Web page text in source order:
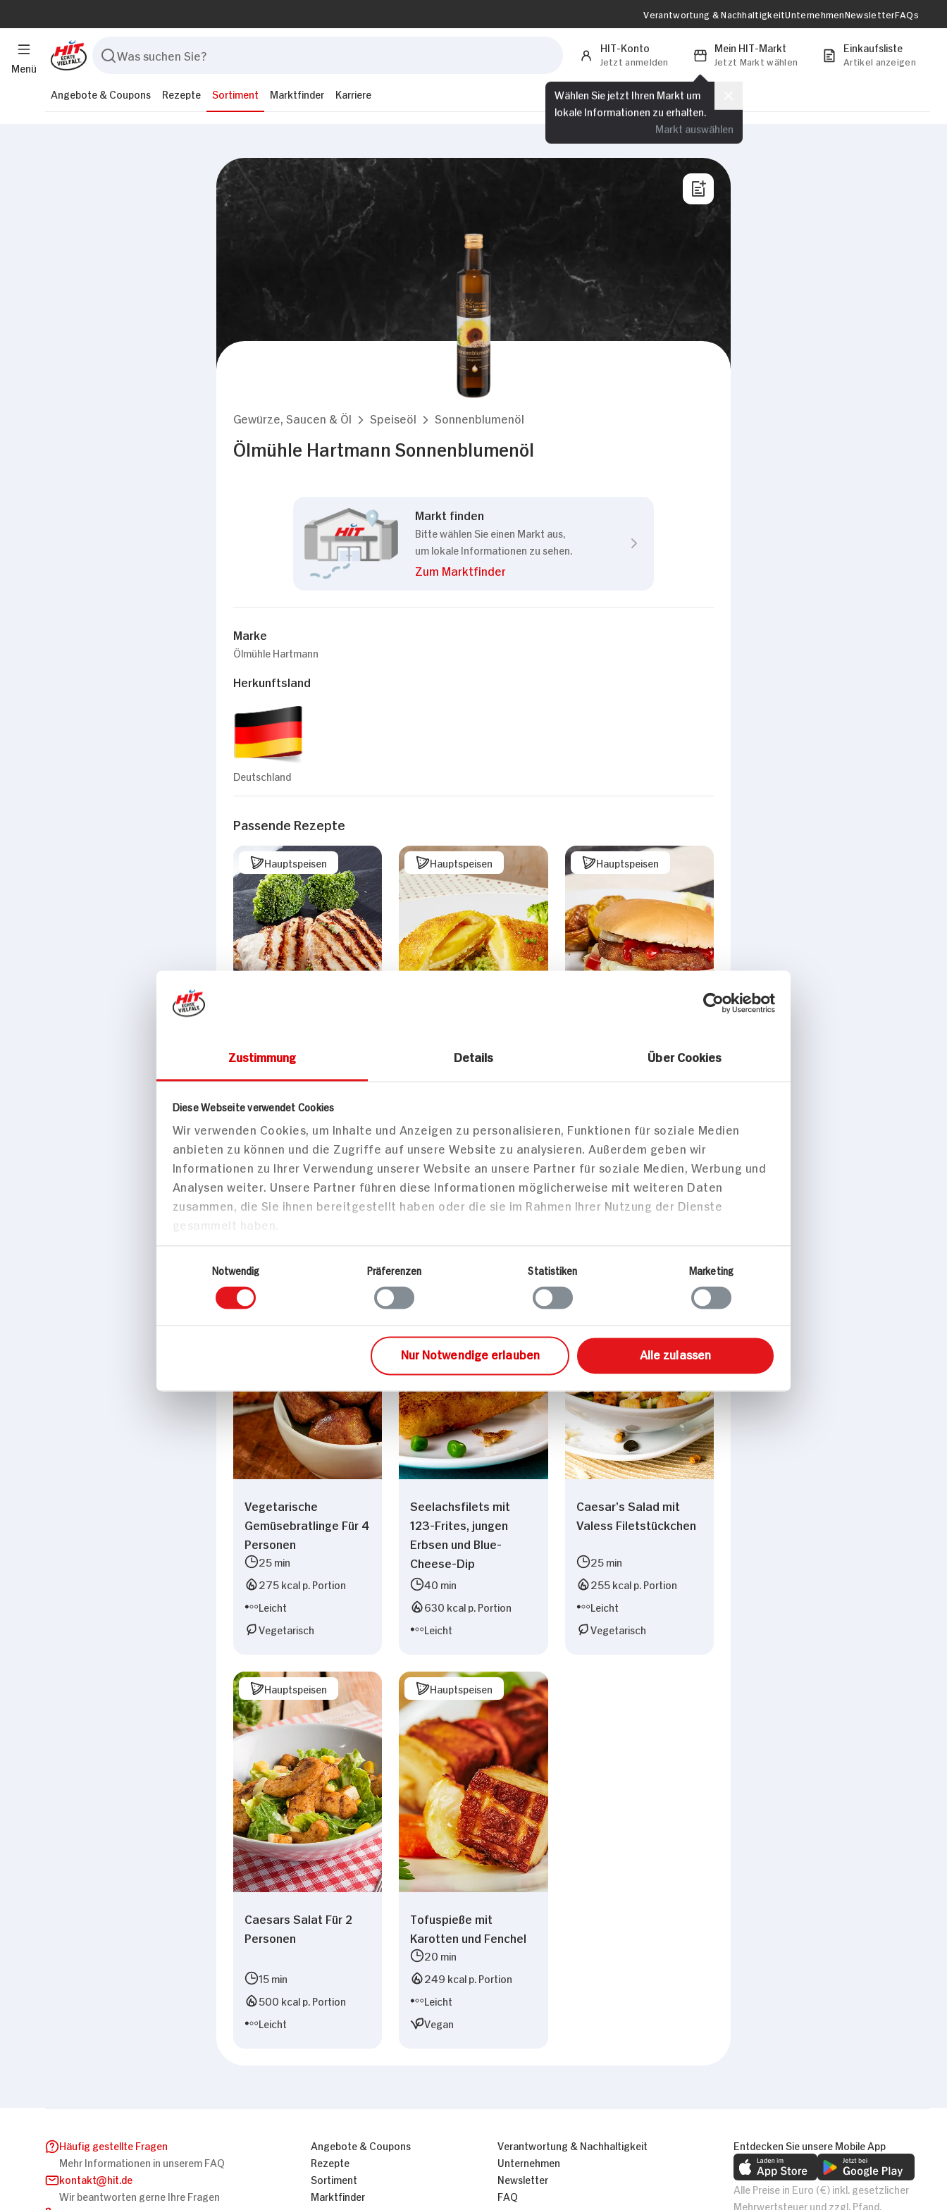
Zustimmung Details Über Cookies
Diese Webseite verwendet Cookies
Wir verwenden Cookies, um Inhalte und Anzeigen zu personalisieren, Funktionen für soziale Medien
anbieten zu können und die Zugriffe auf unsere Website zu analysieren. Außerdem geben wir
Informationen zu Ihrer Verwendung unserer Website an unsere Partner für soziale Medien, Werbung und
Analysen weiter. Unsere Partner führen diese Informationen möglicherweise mit weiteren Daten
zusammen, die Sie ihnen bereitgestellt haben oder die sie im Rahmen Ihrer Nutzung der Dienste
gesammelt haben.
Notwendig
Präferenzen Statistiken Marketing
Nur Notwendige erlauben Alle zulassen
Menü
Verantwortung & NachhaltigkeitUnternehmenNewsletterFAQs
HIT-Konto
Jetzt anmelden
Mein HIT-Markt
Jetzt Markt wählen
Wählen Sie jetzt Ihren Markt um
lokale Informationen zu erhalten.
Markt auswählen
Einkaufsliste
Artikel anzeigen
Angebote & Coupons Rezepte Sortiment Marktfinder Karriere
Gewürze, Saucen & Öl Speiseöl Sonnenblumenöl
Ölmühle Hartmann Sonnenblumenöl
Markt finden
Bitte wählen Sie einen Markt aus,
um lokale Informationen zu sehen.
Zum Marktfinder
Marke
Ölmühle Hartmann
Herkunftsland
Deutschland
Passende Rezepte
Hauptspeisen
Hähnchenbrust in Thai-
Curry-Marinade mit
grünem Gemüse
20 min
432 kcal p. Portion
Hauptspeisen
Stampf
40 min
426 kcal p. Portion
Leicht
Hauptspeisen
40 min
532 kcal p. Portion
Leicht
Vegetarische
Gemüsebratlinge Für 4
Personen
25 min
275 kcal p. Portion
Leicht
Vegetarisch
Seelachsfilets mit
123-Frites, jungen
Erbsen und Blue-
Cheese-Dip
40 min
630 kcal p. Portion
Leicht
Caesar’s Salad mit
Valess Filetstückchen
25 min
255 kcal p. Portion
Leicht
Vegetarisch
Hauptspeisen
Caesars Salat Für 2
Personen
15 min
500 kcal p. Portion
Leicht
Hauptspeisen
Tofuspieße mit
Karotten und Fenchel
20 min
249 kcal p. Portion
Leicht
Vegan
Häufig gestellte Fragen
Mehr Informationen in unserem FAQ
kontakt
hit.de
Wir beantworten gerne Ihre Fragen
Angebote & Coupons
Rezepte
Sortiment
Marktfinder
Verantwortung & Nachhaltigkeit
Unternehmen
Newsletter
FAQ
Entdecken Sie unsere Mobile App
Alle Preise in Euro (€) inkl. gesetzlicher
Mehrwertsteuer und zzgl. Pfand.